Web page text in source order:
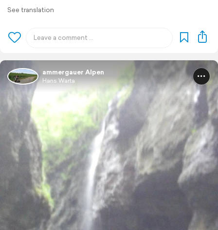
See translation
ammergauer Alpen
Hans Warta